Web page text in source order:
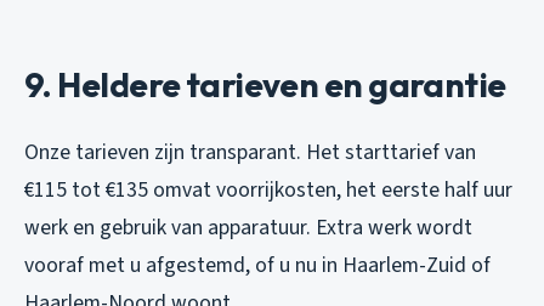
9. Heldere tarieven en garantie
Onze tarieven zijn transparant. Het starttarief van
€115 tot €135 omvat voorrijkosten, het eerste half uur
werk en gebruik van apparatuur. Extra werk wordt
vooraf met u afgestemd, of u nu in Haarlem-Zuid of